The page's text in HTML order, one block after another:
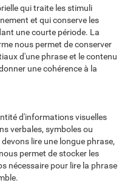
qui traite les stimuli
et qui conserve les
une courte période. La
nous permet de conserver
d'une phrase et le contenu
une cohérence à la
d'informations visuelles
verbales, symboles ou
lire une longue phrase,
permet de stocker les
nécessaire pour lire la phrase